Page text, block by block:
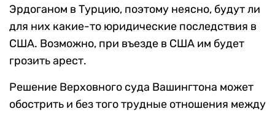
Эрдоганом в Турцию, поэтому неясно, будут ли
для них какие-то юридические последствия в
США. Возможно, при въезде в США им будет
грозить арест.
Решение Верховного суда Вашингтона может
обострить и без того трудные отношения между